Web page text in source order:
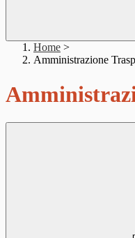
Home >
Amministrazione